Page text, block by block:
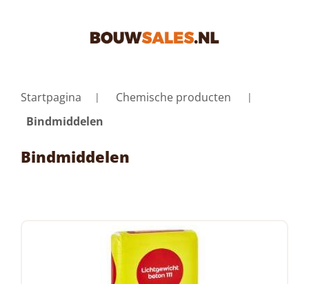
Startpagina
Chemische producten
Bindmiddelen
Bindmiddelen